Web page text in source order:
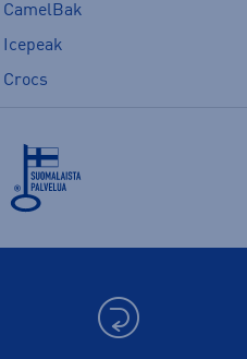
CamelBak
Icepeak
Crocs